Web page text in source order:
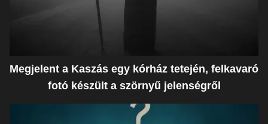
Megjelent a Kaszás egy kórház tetején, felkavaró
fotó készült a szörnyű jelenségről